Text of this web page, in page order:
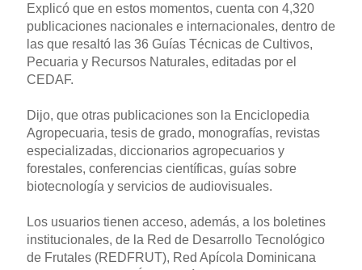
Explicó que en estos momentos, cuenta con 4,320
publicaciones nacionales e internacionales, dentro de
las que resaltó las 36 Guías Técnicas de Cultivos,
Pecuaria y Recursos Naturales, editadas por el
CEDAF.
Dijo, que otras publicaciones son la Enciclopedia
Agropecuaria, tesis de grado, monografías, revistas
especializadas, diccionarios agropecuarios y
forestales, conferencias científicas, guías sobre
biotecnología y servicios de audiovisuales.
Los usuarios tienen acceso, además, a los boletines
institucionales, de la Red de Desarrollo Tecnológico
de Frutales (REDFRUT), Red Apícola Dominicana